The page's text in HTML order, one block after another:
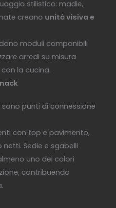
stilistico: madie,
creano unità visiva e
moduli componibili
arredi su misura
la cucina.
punti di connessione
con top e pavimento,
Sedie e sgabelli
uno dei colori
contribuendo